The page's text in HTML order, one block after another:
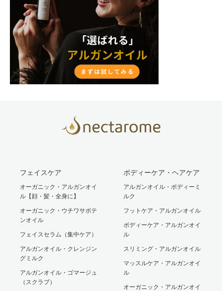
フェイスケア
オーガニック・アルガンオイ
ル【顔・髪・全身に】
オーガニック・ウチワサボテ
ンオイル
フェイスセラム（集中ケア）
アルガンオイル・クレンジン
グミルク
アルガンオイル・ゴマージュ
（スクラブ）
ボディーケア・ヘアケア
アルガンオイル・ボディーミ
ルク
フットケア・アルガンオイル
ボディーケア・アルガンオイ
ル
スリミング・アルガンオイル
マッスルケア・アルガンオイ
ル
オーガニック・アルガンオイ